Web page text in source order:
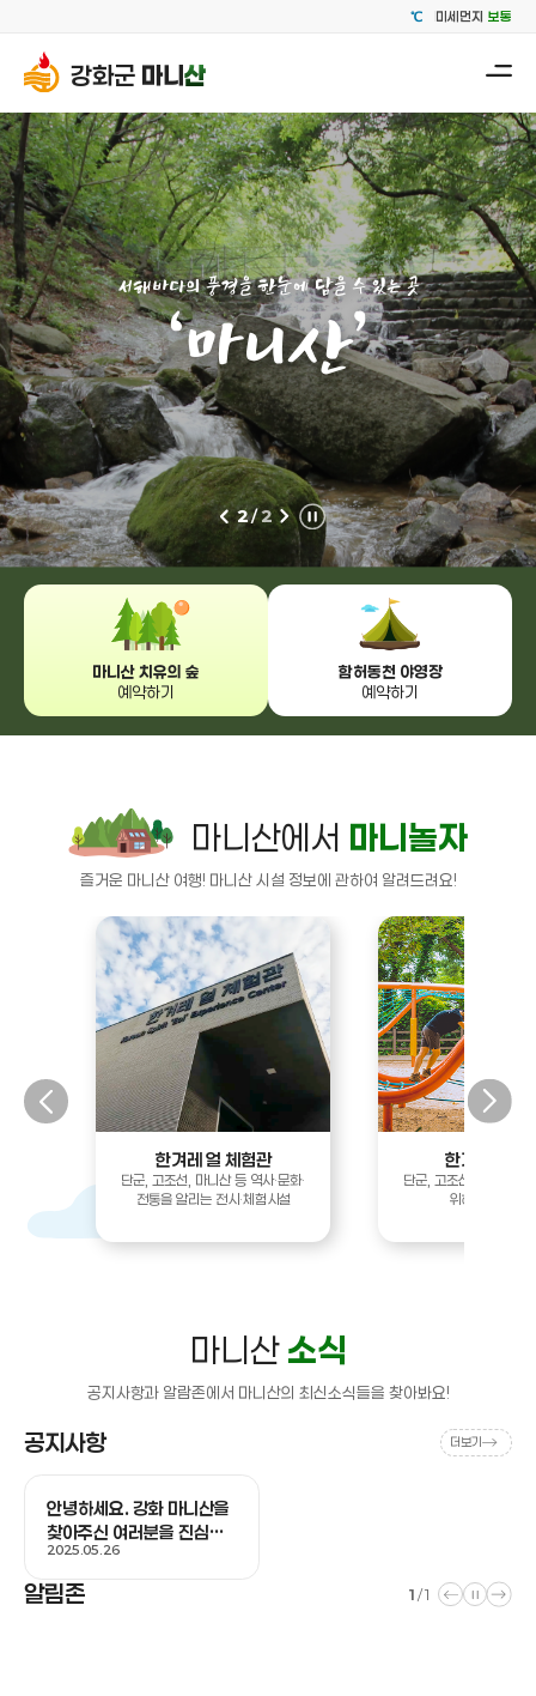
℃ 미세먼지 보통
강화군 마니산
메
뉴
서해바다의 풍경을 한눈에 담을 수 있는 곳
‘마니산’
마니산 치유의 숲
예약하기
함허동천 야영장
예약하기
2/2
마니산에서 마니놀자
즐거운 마니산 여행! 마니산 시설 정보에 관하여 알려드려요!
한겨레 얼 체험관
단군, 고조선, 마니산 등 역사·문화·
전통을 알리는 전시·체험시설
한겨레 얼 공
단군, 고조선 역사와 문
위해 조성된 공
마니산 소식
공지사항과 알람존에서 마니산의 최신소식들을 찾아봐요!
공지사항 더보기
안녕하세요. 강화 마니산을
찾아주신 여러분을 진심으
로 환영합니다.
2025.05.26
알림존 1/1